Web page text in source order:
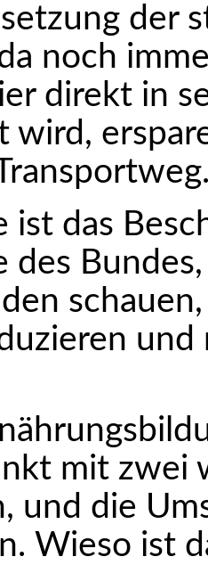
der
noch
direkt in
wird,
ist das
des
mit zwei
und die
Wieso ist